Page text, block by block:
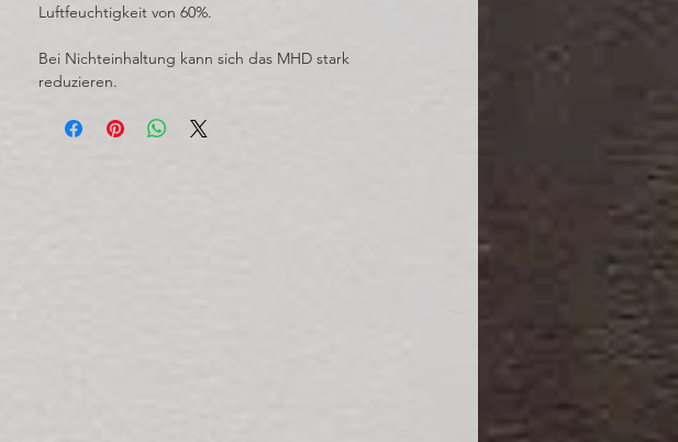
Luftfeuchtigkeit von 60%.
Bei Nichteinhaltung kann sich das MHD stark
reduzieren.